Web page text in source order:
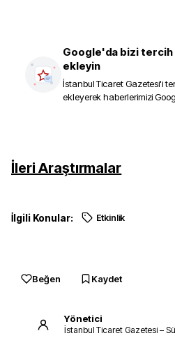
Google'da bizi tercih
ekleyin
İstanbul Ticaret Gazetesi'i
ekleyerek haberlerimizi
İleri Araştırmalar
İlgili Konular: Etkinlik
Beğen Kaydet
Yönetici
İstanbul Ticaret Gazetesi –